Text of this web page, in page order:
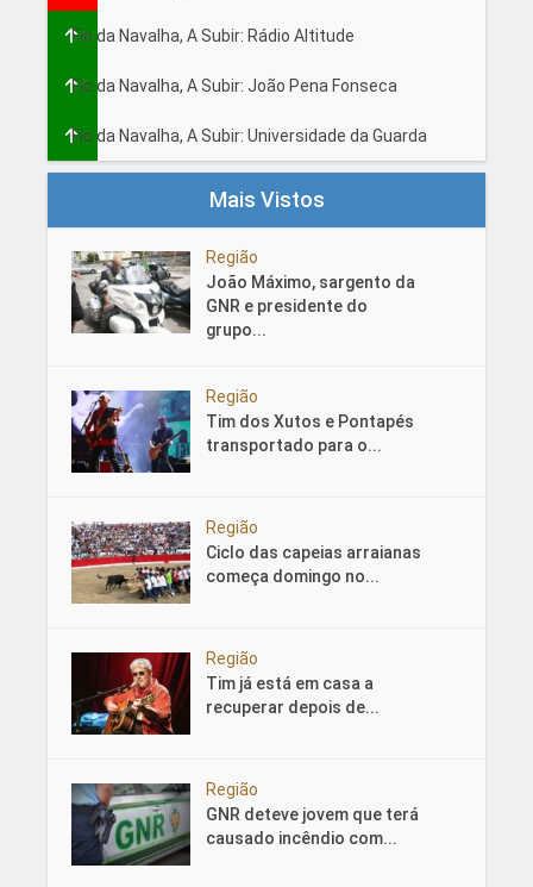
Fio da Navalha, A Subir: Rádio Altitude
Fio da Navalha, A Subir: João Pena Fonseca
Fio da Navalha, A Subir: Universidade da Guarda
Mais Vistos
Região
João Máximo, sargento da
GNR e presidente do
grupo...
Região
Tim dos Xutos e Pontapés
transportado para o...
Região
Ciclo das capeias arraianas
começa domingo no...
Região
Tim já está em casa a
recuperar depois de...
Região
GNR deteve jovem que terá
causado incêndio com...